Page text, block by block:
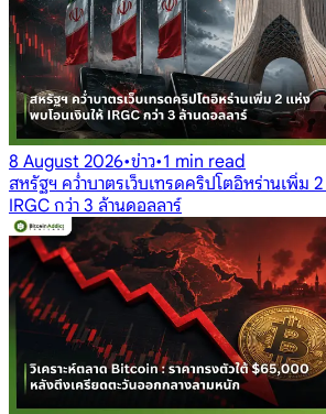
8 August 2026•ข่าว•1 min read
สหรัฐฯ คว่ำบาตรเว็บเทรดคริปโตอิหร่านเพิ่ม
IRGC กว่า 3 ล้านดอลลาร์